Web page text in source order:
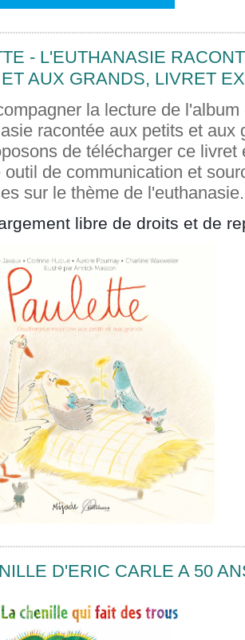
- L'EUTHANASIE
AUX GRANDS, LIVRET
la lecture de
racontée aux petits et aux
de télécharger ce livret
outil de communication et
sur le thème de l'euthanasie.
libre de droits et de
D'ERIC CARLE A 50